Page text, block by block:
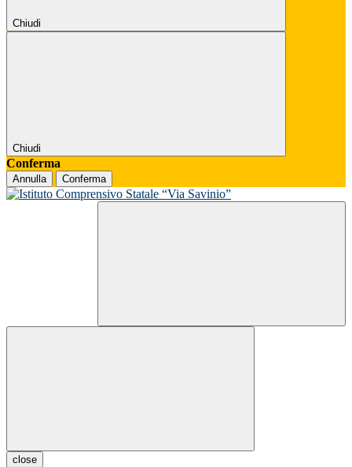
Chiudi
Chiudi
Conferma
Annulla Conferma
close